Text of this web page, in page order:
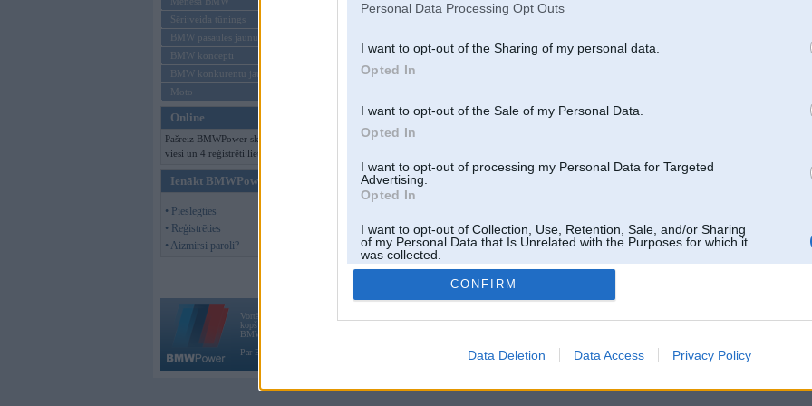
Personal Data Processing Opt Outs
I want to opt-out of the Sharing of my personal data.
Opted In
I want to opt-out of the Sale of my Personal Data.
Opted In
I want to opt-out of processing my Personal Data for Targeted
Advertising.
Opted In
I want to opt-out of Collection, Use, Retention, Sale, and/or Sharing
of my Personal Data that Is Unrelated with the Purposes for which it
was collected.
Opted Out
CONFIRM
Data Deletion Data Access Privacy Policy
Sērijveida tūnings
BMW pasaules jaunumi
BMW koncepti
BMW konkurentu jaunumi
Moto
Online
Pašreiz BMWPower skatās 145
viesi un 4 reģistrēti lietotāji.
Ienākt BMWPower
• Pieslēgties
• Reģistrēties
• Aizmirsi paroli?
Vortāls BMWPower.lv darbojas
kopš 2002. gada 14. maija. Tas nav auto klubs un nav saistīts ar
BMW AG.
Par BMWPower